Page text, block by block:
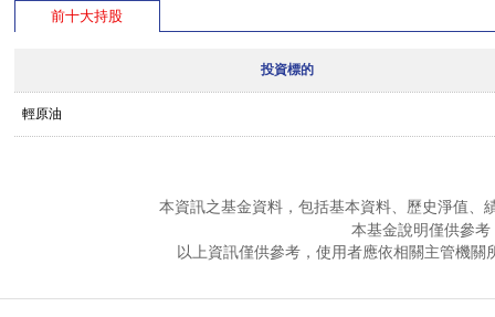
前十大持股
投資標的
輕原油
本資訊之基金資料，包括基本資料、歷史淨值、
本基金說明僅供參
以上資訊僅供參考，使用者應依相關主管機